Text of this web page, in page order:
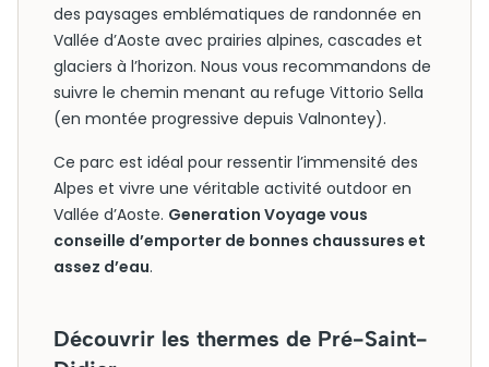
des paysages emblématiques de randonnée en
Vallée d’Aoste avec prairies alpines, cascades et
glaciers à l’horizon. Nous vous recommandons de
suivre le chemin menant au refuge Vittorio Sella
(en montée progressive depuis Valnontey).
Ce parc est idéal pour ressentir l’immensité des
Alpes et vivre une véritable activité outdoor en
Vallée d’Aoste. Generation Voyage vous
conseille d’emporter de bonnes chaussures et
assez d’eau.
Découvrir les thermes de Pré-Saint-